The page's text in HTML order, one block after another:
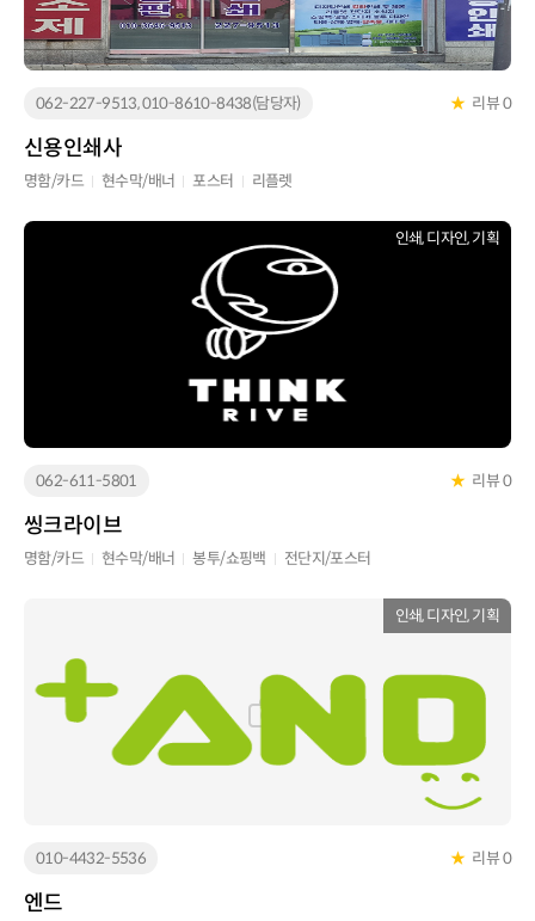
062-227-9513, 010-8610-8438(담당자) ★ 리뷰 0
신용인쇄사
명함/카드 현수막/배너 포스터 리플렛
인쇄, 디자인, 기획
062-611-5801 ★ 리뷰 0
씽크라이브
명함/카드 현수막/배너 봉투/쇼핑백 전단지/포스터
인쇄, 디자인, 기획
010-4432-5536 ★ 리뷰 0
엔드